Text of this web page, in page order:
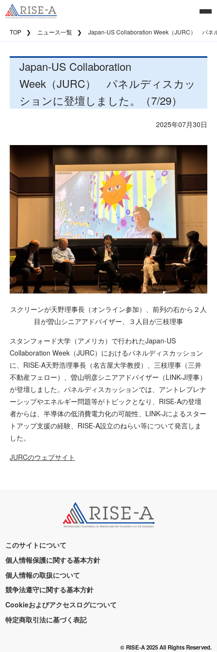
TOP ニュース一覧 Japan-US Collaboration Week（JURC） パネ
Japan-US Collaboration
Week（JURC） パネルディスカッ
ションに登壇しました。（7/29）
2025年07月30日
スクリーンが天野理事長（オンライン参加）、前列の右から２人
目が曽山シニアアドバイザー、３人目が三枝理事
スタンフォード大学（アメリカ）で行われたJapan-US
Collaboration Week（JURC）におけるパネルディスカッション
に、RISE-A天野浩理事長（名古屋大学教授）、三枝理事（三井
不動産フェロー）、曽山明彦シニアアドバイザー（LINK-J理事）
が登壇しました。パネルディスカッションでは、アントレプレナ
ーシップやエネルギー問題等がトピックとなり、RISE-Aの登壇
者からは、半導体の低消費電力化の可能性、LINK-Jによるスター
トアップ支援の経験、RISE-A設立のねらい等について発言しま
した。
JURCのウェブサイト
このサイトについて
個人情報保護に関する基本方針
個人情報の取扱について
競争法遵守に関する基本方針
Cookieおよびアクセスログについて
特定商取引法に基づく表記
© RISE-A 2025 All Rights Reserved.